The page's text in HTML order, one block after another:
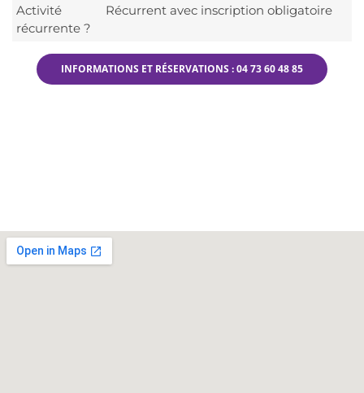
Activité
récurrente ?
Récurrent avec inscription obligatoire
INFORMATIONS ET RÉSERVATIONS : 04 73 60 48 85